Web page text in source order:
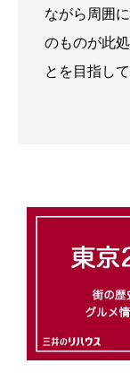
ながら周囲
のものが此
とを目指し